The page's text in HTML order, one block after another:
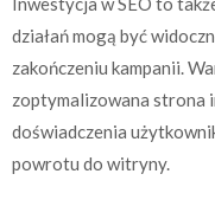
działań mogą być
zakończeniu kampanii.
zoptymalizowana strona
doświadczenia
powrotu do witryny.